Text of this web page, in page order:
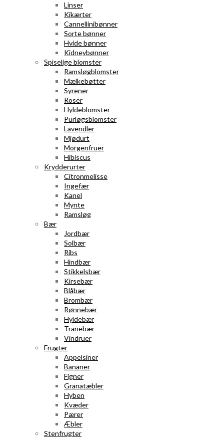
Linser
Kikærter
Cannellinibønner
Sorte bønner
Hvide bønner
Kidneybønner
Spiselige blomster
Ramsløgblomster
Mælkebøtter
Syrener
Roser
Hyldeblomster
Purløgsblomster
Lavendler
Mjødurt
Morgenfruer
Hibiscus
Krydderurter
Citronmelisse
Ingefær
Kanel
Mynte
Ramsløg
Bær
Jordbær
Solbær
Ribs
Hindbær
Stikkelsbær
Kirsebær
Blåbær
Brombær
Rønnebær
Hyldebær
Tranebær
Vindruer
Frugter
Appelsiner
Bananer
Figner
Granatæbler
Hyben
Kvæder
Pærer
Æbler
Stenfrugter